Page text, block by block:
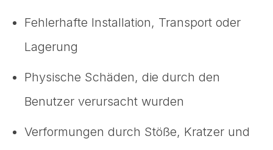
Fehlerhafte Installation, Transport oder
Lagerung
Physische Schäden, die durch den
Benutzer verursacht wurden
Verformungen durch Stöße, Kratzer und